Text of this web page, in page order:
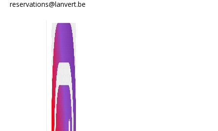
reservations@lanvert.be